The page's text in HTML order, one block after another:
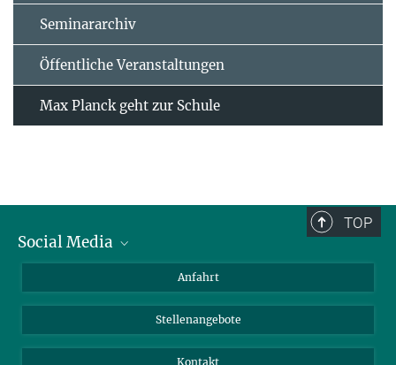
Seminararchiv
Öffentliche Veranstaltungen
Max Planck geht zur Schule
TOP
Social Media
Anfahrt
Stellenangebote
Kontakt